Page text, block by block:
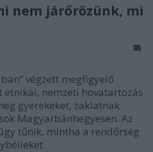
nem járőrözünk, mi
végzett megfigyelő
etnikai, nemzeti hovatartozás
gyerekeket, zaklatnak
Magyarbánhegyesen. Az
tűnik, mintha a rendőrség